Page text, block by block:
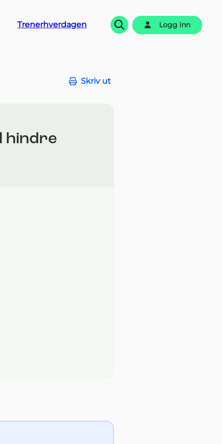
Trenerhverdagen
Søk
Logg inn
Skriv ut
hindre